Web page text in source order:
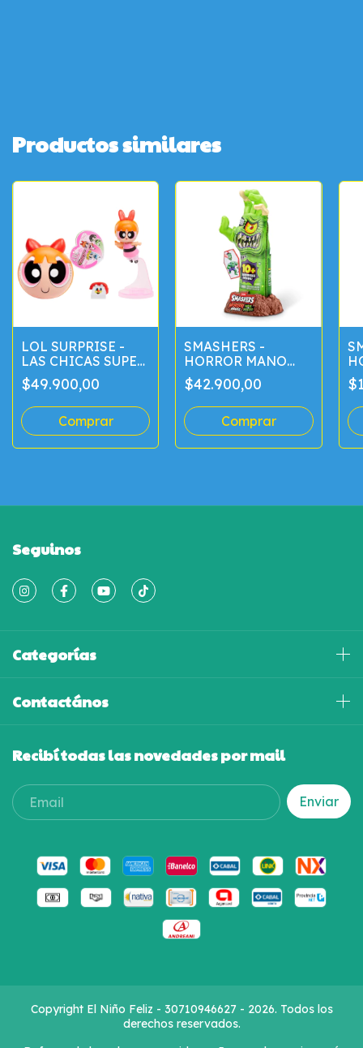
Productos similares
LOL SURPRISE -
LAS CHICAS SUPER
PODEROSAS
$49.900,00
SMASHERS -
HORROR MANO
DISSECT
$42.900,00
Seguinos
Categorías
Contactános
Recibí todas las novedades por mail
Copyright El Niño Feliz - 30710946627 - 2026. Todos los
derechos reservados.